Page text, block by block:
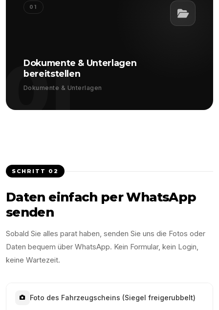
01
01
Dokumente & Unterlagen
bereitstellen
Dokumente & Unterlagen
SCHRITT 02
Daten einfach per WhatsApp
senden
Sobald Sie alles parat haben, senden Sie uns die Fotos oder
Daten bequem über WhatsApp. Kein Formular, kein Login,
keine Wartezeit.
Foto des Fahrzeugscheins (Siegel freigerubbelt)